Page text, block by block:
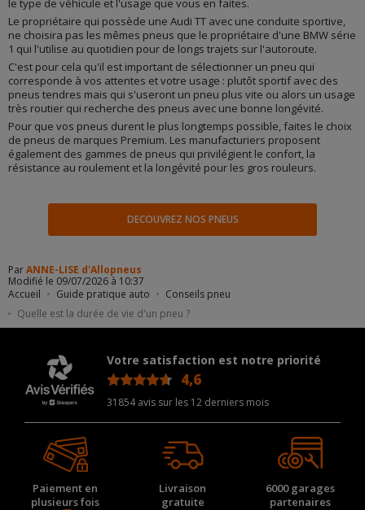
Accueil Guide pratique auto
Conseils pneu
Quelle est la durée de vie d'un pneu ?
le type de véhicule et l'usage que vous en faites.
Le propriétaire qui possède une Audi TT avec une conduite sportive,
ne choisira pas les mêmes pneus que le propriétaire d'une BMW série
1 qui l'utilise au quotidien pour de longs trajets sur l'autoroute.
C'est pour cela qu'il est important de sélectionner un pneu qui
corresponde à vos attentes et votre usage : plutôt sportif avec des
pneus tendres mais qui s'useront un pneu plus vite ou alors un usage
très routier qui recherche des pneus avec une bonne longévité.
Pour que vos pneus durent le plus longtemps possible, faites le choix
de pneus de marques Premium. Les manufacturiers proposent
également des gammes de pneus qui privilégient le confort, la
résistance au roulement et la longévité pour les gros rouleurs.
DECOUVREZ NOS PNEUS
ParANNE-LISE d'Allopneus
Modifié le 09/07/2026 à 10:37
Votre satisfaction est notre priorité
4,6
31854 avis sur les 12 derniers mois
Paiement en
plusieurs fois
Livraison
gratuite
6000 garages
partenaires